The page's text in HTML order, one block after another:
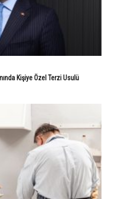
Kişiye Özel Terzi Usulü